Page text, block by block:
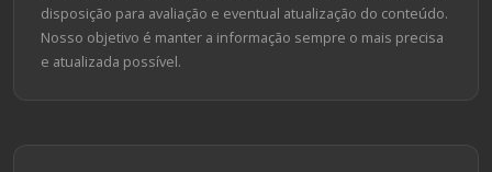
disposição para avaliação e eventual atualização do conteúdo.
Nosso objetivo é manter a informação sempre o mais precisa
e atualizada possível.